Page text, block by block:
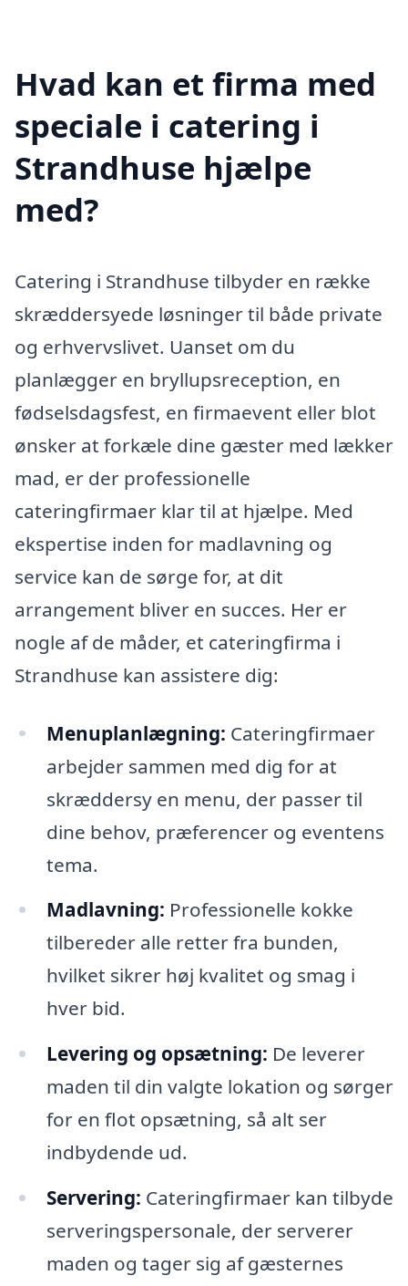
Hvad kan et firma med
speciale i catering i
Strandhuse hjælpe
med?
Catering i Strandhuse tilbyder en række
skræddersyede løsninger til både private
og erhvervslivet. Uanset om du
planlægger en bryllupsreception, en
fødselsdagsfest, en firmaevent eller blot
ønsker at forkæle dine gæster med lækker
mad, er der professionelle
cateringfirmaer klar til at hjælpe. Med
ekspertise inden for madlavning og
service kan de sørge for, at dit
arrangement bliver en succes. Her er
nogle af de måder, et cateringfirma i
Strandhuse kan assistere dig:
Menuplanlægning: Cateringfirmaer
arbejder sammen med dig for at
skræddersy en menu, der passer til
dine behov, præferencer og eventens
tema.
Madlavning: Professionelle kokke
tilbereder alle retter fra bunden,
hvilket sikrer høj kvalitet og smag i
hver bid.
Levering og opsætning: De leverer
maden til din valgte lokation og sørger
for en flot opsætning, så alt ser
indbydende ud.
Servering: Cateringfirmaer kan tilbyde
serveringspersonale, der serverer
maden og tager sig af gæsternes